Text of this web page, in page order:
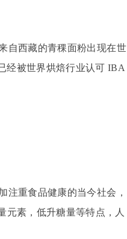
自西藏的青稞面粉出现在世
经被世界烘焙行业认可 IBA
注重食品健康的当今社会，
元素，低升糖量等特点，人